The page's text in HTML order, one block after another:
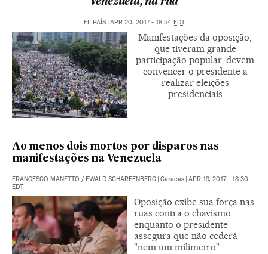
Venezuela, na rua
EL PAÍS APR 20, 2017 - 18:54 EDT
Manifestações da oposição,
que tiveram grande
participação popular, devem
convencer o presidente a
realizar eleições
presidenciais
Ao menos dois mortos por disparos nas
manifestações na Venezuela
FRANCESCO MANETTO / EWALD SCHARFENBERG Caracas APR 19, 2017 - 18:30
EDT
Oposição exibe sua força nas
ruas contra o chavismo
enquanto o presidente
assegura que não cederá
"nem um milímetro"